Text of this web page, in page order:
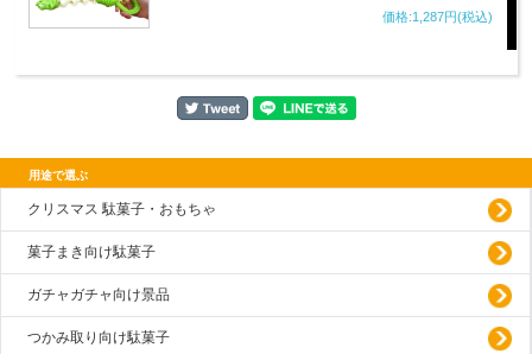
価格:1,287円(税込)
用途で選ぶ
クリスマス 駄菓子・おもちゃ
菓子まき向け駄菓子
ガチャガチャ向け景品
つかみ取り向け駄菓子